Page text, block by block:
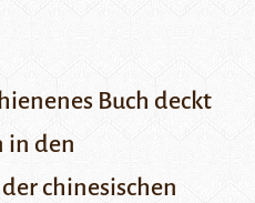
Buch deckt
in den
chinesischen